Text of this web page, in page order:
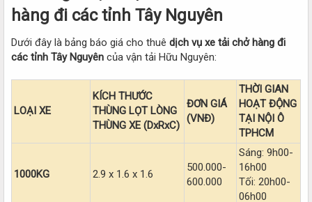
hàng đi các tỉnh Tây Nguyên
Dưới đây là bảng báo giá cho thuê dịch vụ xe tải chở hàng đi
các tỉnh Tây Nguyên của vận tải Hữu Nguyên:
LOẠI XE
KÍCH THƯỚC
THÙNG LỌT LÒNG
THÙNG XE (DxRxC)
ĐƠN GIÁ
(VNĐ)
THỜI GIAN
HOẠT ĐỘNG
TẠI NỘI Ô
TPHCM
1000KG 2.9 x 1.6 x 1.6
500.000-
600.000
Sáng: 9h00-
16h00
Tối: 20h00-
06h00